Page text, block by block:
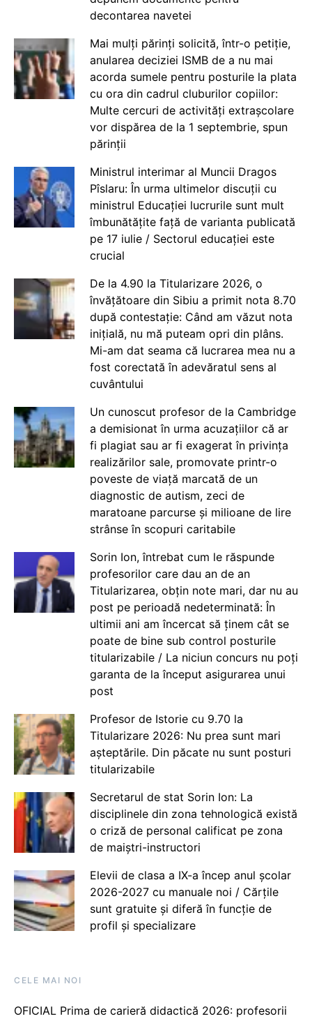
decontarea navetei
Mai mulți părinți solicită, într-o petiție,
anularea deciziei ISMB de a nu mai
acorda sumele pentru posturile la plata
cu ora din cadrul cluburilor copiilor:
Multe cercuri de activități extrașcolare
vor dispărea de la 1 septembrie, spun
părinții
Ministrul interimar al Muncii Dragos
Pîslaru: În urma ultimelor discuții cu
ministrul Educației lucrurile sunt mult
îmbunătățite față de varianta publicată
pe 17 iulie / Sectorul educației este
crucial
De la 4.90 la Titularizare 2026, o
învățătoare din Sibiu a primit nota 8.70
după contestație: Când am văzut nota
inițială, nu mă puteam opri din plâns.
Mi-am dat seama că lucrarea mea nu a
fost corectată în adevăratul sens al
cuvântului
Un cunoscut profesor de la Cambridge
a demisionat în urma acuzațiilor că ar
fi plagiat sau ar fi exagerat în privința
realizărilor sale, promovate printr-o
poveste de viață marcată de un
diagnostic de autism, zeci de
maratoane parcurse și milioane de lire
strânse în scopuri caritabile
Sorin Ion, întrebat cum le răspunde
profesorilor care dau an de an
Titularizarea, obțin note mari, dar nu au
post pe perioadă nedeterminată: În
ultimii ani am încercat să ținem cât se
poate de bine sub control posturile
titularizabile / La niciun concurs nu poți
garanta de la început asigurarea unui
post
Profesor de Istorie cu 9.70 la
Titularizare 2026: Nu prea sunt mari
așteptările. Din păcate nu sunt posturi
titularizabile
Secretarul de stat Sorin Ion: La
disciplinele din zona tehnologică există
o criză de personal calificat pe zona
de maiștri-instructori
Elevii de clasa a IX-a încep anul școlar
2026-2027 cu manuale noi / Cărțile
sunt gratuite și diferă în funcție de
profil și specializare
CELE MAI NOI
OFICIAL Prima de carieră didactică 2026: profesorii